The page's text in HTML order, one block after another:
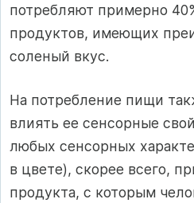
потребляют примерно
продуктов, имеющих
соленый вкус.
На потребление пищи
влиять ее сенсорные
любых сенсорных
в цвете), скорее всего,
продукта, с которым